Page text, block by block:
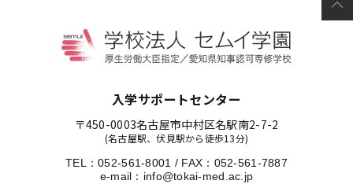
入学サポートセンター
〒450-0003名古屋市中村区名駅南2-7-2
(名古屋駅、伏見駅から徒歩13分)
TEL：052-561-8001 / FAX：052-561-7887
e-mail： info@tokai-med.ac.jp